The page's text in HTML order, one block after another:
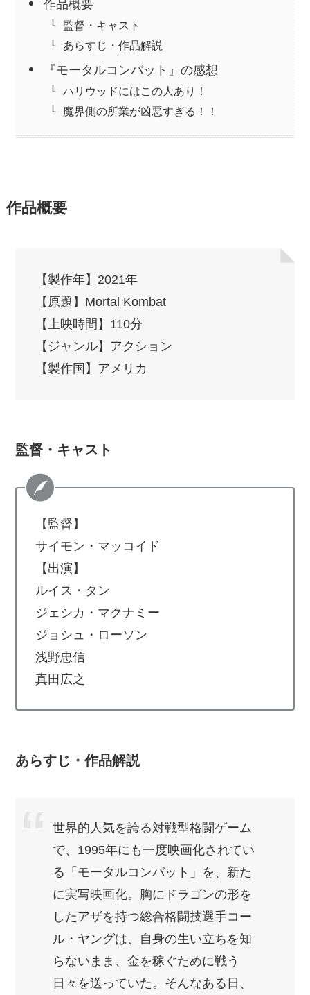
作品概要
監督・キャスト
あらすじ・作品解説
『モータルコンバット』の感想
ハリウッドにはこの人あり！
魔界側の所業が凶悪すぎる！！
作品概要
【製作年】2021年
【原題】Mortal Kombat
【上映時間】110分
【ジャンル】アクション
【製作国】アメリカ
監督・キャスト
【監督】
サイモン・マッコイド
【出演】
ルイス・タン
ジェシカ・マクナミー
ジョシュ・ローソン
浅野忠信
真田広之
あらすじ・作品解説
世界的人気を誇る対戦型格闘ゲーム
で、1995年にも一度映画化されてい
る「モータルコンバット」を、新た
に実写映画化。胸にドラゴンの形を
したアザを持つ総合格闘技選手コー
ル・ヤングは、自身の生い立ちを知
らないまま、金を稼ぐために戦う
日々を送っていた。そんなある日、